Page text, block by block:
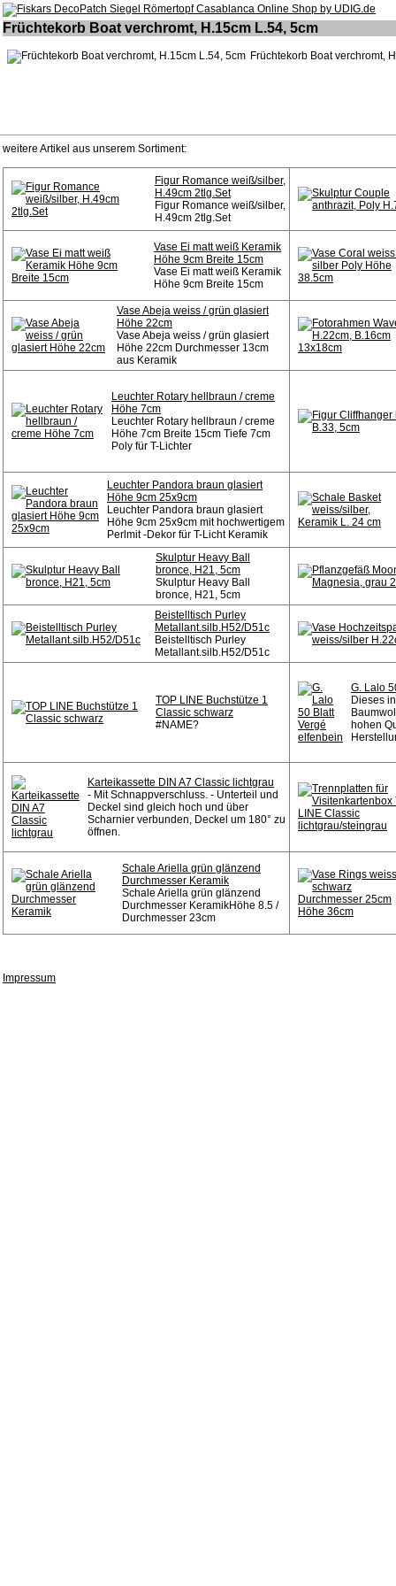
Früchtekorb Boat verchromt, H.15cm L.54, 5cm
Früchtekorb Boat verchromt,
weitere Artikel aus unserem Sortiment:
Figur Romance weiß/silber,
H.49cm 2tlg.Set
Figur Romance weiß/silber,
H.49cm 2tlg.Set
Vase Ei matt weiß Keramik
Höhe 9cm Breite 15cm
Vase Ei matt weiß Keramik
Höhe 9cm Breite 15cm
Vase Abeja weiss / grün glasiert
Höhe 22cm
Vase Abeja weiss / grün glasiert
Höhe 22cm Durchmesser 13cm
aus Keramik
Leuchter Rotary hellbraun / creme
Höhe 7cm
Leuchter Rotary hellbraun / creme
Höhe 7cm Breite 15cm Tiefe 7cm
Poly für T-Lichter
Leuchter Pandora braun glasiert
Höhe 9cm 25x9cm
Leuchter Pandora braun glasiert
Höhe 9cm 25x9cm mit hochwertigem
Perlmit -Dekor für T-Licht Keramik
Skulptur Heavy Ball
bronce, H21, 5cm
Skulptur Heavy Ball
bronce, H21, 5cm
Beistelltisch Purley
Metallant.silb.H52/D51c
Beistelltisch Purley
Metallant.silb.H52/D51c
TOP LINE Buchstütze 1
Classic schwarz
#NAME?
G. Lalo
Dieses
hohen
Karteikassette DIN A7 Classic lichtgrau
- Mit Schnappverschluss. - Unterteil und
Deckel sind gleich hoch und über
Scharnier verbunden, Deckel um 180° zu
öffnen.
Schale Ariella grün glänzend
Durchmesser Keramik
Schale Ariella grün glänzend
Durchmesser KeramikHöhe 8.5 /
Durchmesser 23cm
Impressum